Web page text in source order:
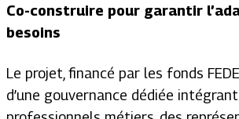
Co-construire pour garantir
besoins
Le projet, financé par les fonds
d’une gouvernance dédiée